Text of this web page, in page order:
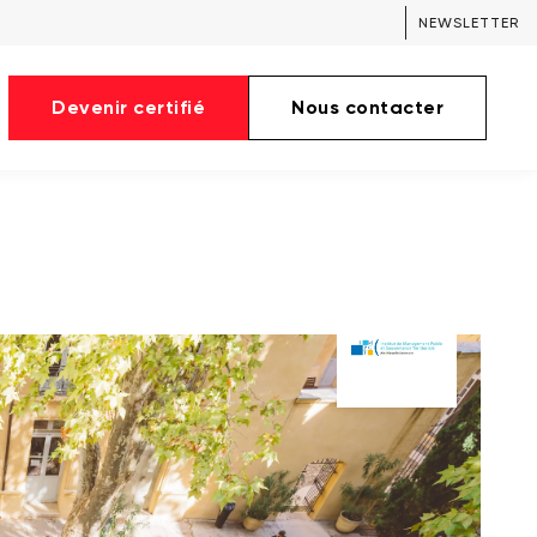
NEWSLETTER
Devenir certifié Nous contacter